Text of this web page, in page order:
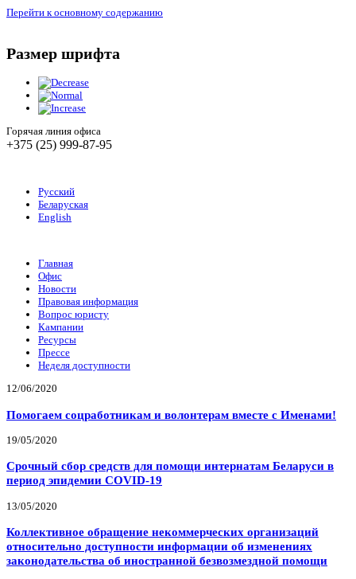
Перейти к основному содержанию
Размер шрифта
Горячая линия офиса
+375 (25) 999-87-95
Русский
Беларуская
English
Главная
Офис
Новости
Правовая информация
Вопрос юристу
Кампании
Ресурсы
Прессе
Неделя доступности
12/06/2020
Помогаем соцработникам и волонтерам вместе с Именами!
19/05/2020
Срочный сбор средств для помощи интернатам Беларуси в
период эпидемии COVID-19
13/05/2020
Коллективное обращение некоммерческих организаций
относительно доступности информации об изменениях
законодательства об иностранной безвозмездной помощи